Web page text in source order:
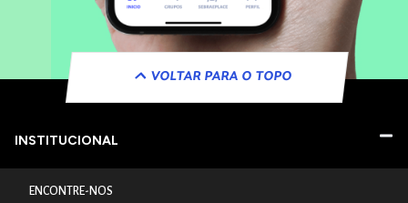
VOLTAR PARA O TOPO
INSTITUCIONAL
ENCONTRE-NOS